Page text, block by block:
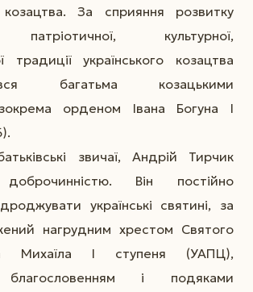
козацтва. За сприяння розвитку
патріотичної, культурної,
традиції українського козацтва
багатьма козацькими
орденом Івана Богуна І
звичаї, Андрій Тирчик
доброчинністю. Він постійно
українські святині, за
нагрудним хрестом Святого
Михаїла І ступеня (УАПЦ),
благословенням і подяками